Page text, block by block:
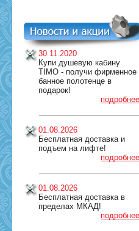
30.11.2020
Купи душевую кабину
TIMO - получи фирменное
банное полотенце в
подарок!
подробнее
01.08.2026
Бесплатная доставка и
подъем на лифте!
подробнее
01.08.2026
Бесплатная доставка в
пределах МКАД!
подробнее